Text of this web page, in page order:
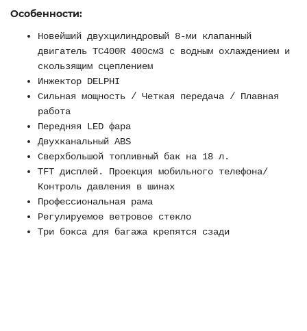
Особенности:
Новейший двухцилиндровый 8-ми клапанный
двигатель TC400R 400см3 с водным охлаждением и
скользящим сцеплением
Инжектор DELPHI
Сильная мощность / Четкая передача / Плавная
работа
Передняя LED фара
Двухканальный ABS
Сверхбольшой топливный бак на 18 л.
TFT дисплей. Проекция мобильного телефона/
Контроль давления в шинах
Профессиональная рама
Регулируемое ветровое стекло
Три бокса для багажа крепятся сзади